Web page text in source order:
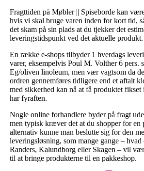
Fragttiden på Møbler || Spiseborde kan
hvis vi skal bruge varen inden for kort tid,
det skam på sin plads at du tjekker det
leveringstidspunkt ved det aktuelle produkt.
En række e-shops tilbyder 1 hverdags
varer, eksempelvis Poul M. Volther 6 pers.
Eg/oliven linoleum, men vær vagtsom da
ordren gennemføres tidligere end et aftalt
med sikkerhed kan nå at få produktet fikset
har fyraften.
Nogle online forhandlere byder på fragt
men typisk kræver det at du shopper for en
alternativ kunne man beslutte sig for den
leveringsløsning, som mange gange –
Randers, Kalundborg eller Skagen – vil
til at bringe produkterne til en pakkeshop.